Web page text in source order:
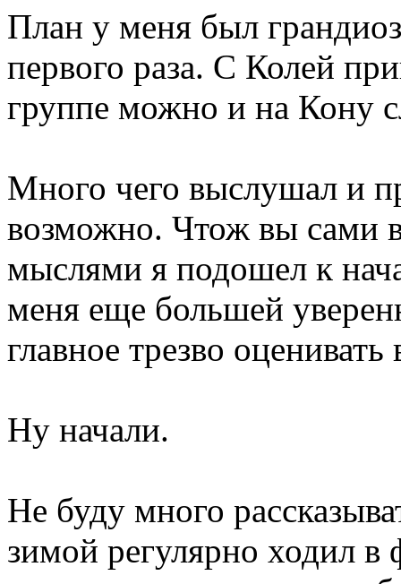
План у меня был
первого раза. С Колей
группе можно и на Кону
Много чего выслушал и
возможно. Чтож вы сами
мыслями я подошел к
меня еще большей
главное трезво
Ну начали.
Не буду много
зимой регулярно ходил в